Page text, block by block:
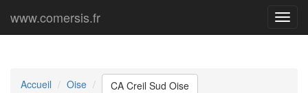
Menu
www.comersis.fr
Accueil Oise CA Creil Sud Oise